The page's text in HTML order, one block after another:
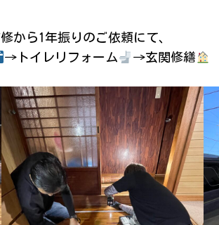
から1年振りのご依頼にて、
→トイレリフォーム
→玄関修繕